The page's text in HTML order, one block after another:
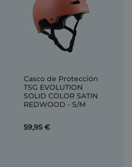
Casco de Protección
TSG EVOLUTION
SOLID COLOR SATIN
REDWOOD - S/M
59,95 €